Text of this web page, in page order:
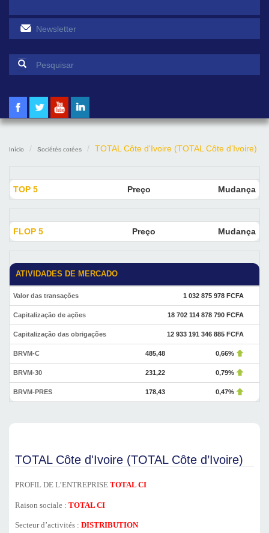
Formulário de pesquisa
Início Sociétés cotées TOTAL Côte d'Ivoire (TOTAL Côte d’Ivoire)
TOP 5 Preço Mudança
FLOP 5 Preço Mudança
ATIVIDADES DE MERCADO
Valor das transações 1 032 875 978 FCFA
Capitalização de ações 18 702 114 878 790 FCFA
Capitalização das obrigações 12 933 191 346 885 FCFA
BRVM-C 485,48 0,66%
BRVM-30 231,22 0,79%
BRVM-PRES 178,43 0,47%
TOTAL Côte d'Ivoire (TOTAL Côte d’Ivoire)
PROFIL DE L’ENTREPRISE TOTAL CI
Raison sociale : TOTAL CI
Secteur d’activités : DISTRIBUTION